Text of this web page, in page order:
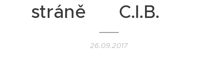
stráně ❤ C.I.B. ❤
26.09.2017